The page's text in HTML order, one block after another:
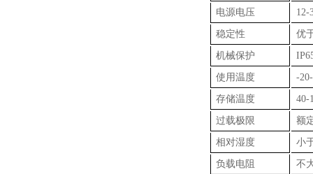
电源电压 12-
稳定性 优
机械保护
使用温度 -
存储温度 40-
过载极限 额
相对湿度 小
负载电阻 不